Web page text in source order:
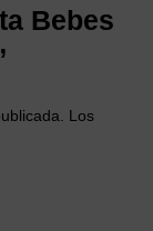
Bebes
Los